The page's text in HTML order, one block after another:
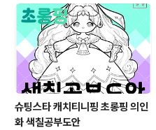
슈팅스타 캐치티니핑 초롱핑 의인
화 색칠공부도안